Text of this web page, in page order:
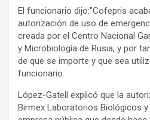
El funcionario dijo:”Cofepris
autorización de uso de
creada por el Centro Nacional
y Microbiología de Rusia, y por
de que se importe y que sea
funcionario.
López-Gatell explicó que la
Birmex Laboratorios Biológicos